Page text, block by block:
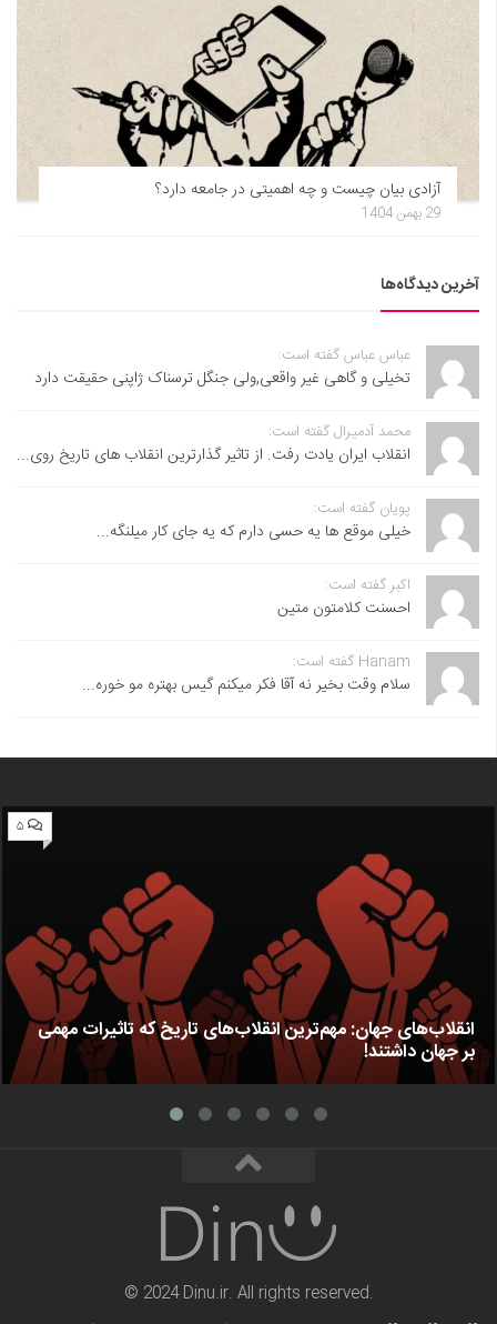
آزادی بیان چیست و چه اهمیتی در جامعه دارد؟
29 بهمن 1404
آخرین دیدگاه‌ها
عباس عباس گفته است:
تخیلی و گاهی غیر واقعی,ولی جنگل ترسناک ژاپنی حقیقت دارد
محمد آدمیرال گفته است:
انقلاب ایران یادت رفت. از تاثیر گذارترین انقلاب های تاریخ روی...
پویان گفته است:
خیلی موقع ها یه حسی دارم که یه جای کار میلنگه...
اکبر گفته است:
احسنت ‌کلامتون متین
Hanam گفته است:
سلام وقت بخیر نه آقا فکر میکنم گیس بهتره مو خوره...
۵
انقلاب‌های جهان: مهم‌ترین انقلاب‌های تاریخ که تاثیرات مهمی
بر جهان داشتند!
© 2024 Dinu.ir. All rights reserved.